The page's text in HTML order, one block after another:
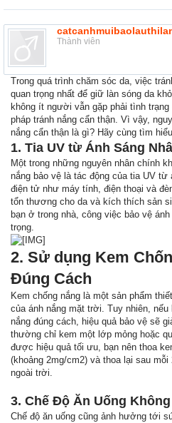
Thành viên
Trong quá trình chăm sóc da, việc
quan trọng nhất để giữ làn sóng da
không ít người vẫn gặp phải tình
pháp tránh nắng cẩn thận. Vì vậy,
nắng cẩn thận là gì? Hãy cùng tìm
1. Tia UV từ Ánh Sáng
Một trong những nguyên nhân chính
nắng bảo vệ là tác động của tia UV từ
điện tử như máy tính, điện thoại và
tổn thương cho da và kích thích sản
bạn ở trong nhà, công việc bảo vệ
trọng.
2. Sử dụng Kem
Đúng Cách
Kem chống nắng là một sản phẩm
của ánh nắng mặt trời. Tuy nhiên,
nắng đúng cách, hiệu quả bảo vệ sẽ
thường chỉ kem một lớp mỏng hoặc
được hiệu quả tối ưu, bạn nên thoa
(khoảng 2mg/cm2) và thoa lại sau
ngoài trời.
3. Chế Độ Ăn Uống
Chế độ ăn uống cũng ảnh hưởng tới